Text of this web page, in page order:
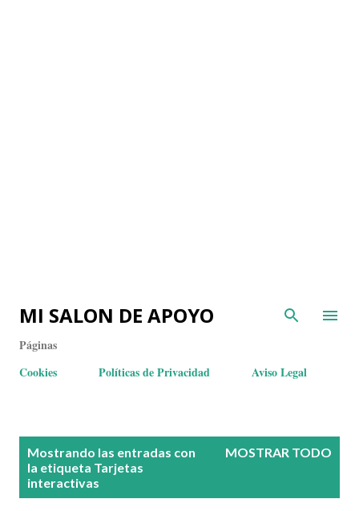
MI SALON DE APOYO
Páginas
Cookies
Políticas de Privacidad Aviso Legal
Mostrando las entradas con
la etiqueta Tarjetas
interactivas
MOSTRAR TODO